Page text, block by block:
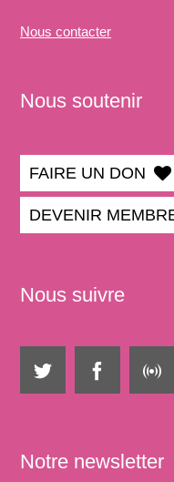
Nous contacter
Nous soutenir
FAIRE UN DON
DEVENIR
Nous suivre
Notre newsletter